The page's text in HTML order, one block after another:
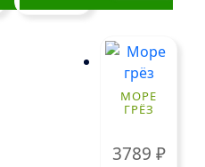
МОРЕ
ГРЁЗ
3789 ₽